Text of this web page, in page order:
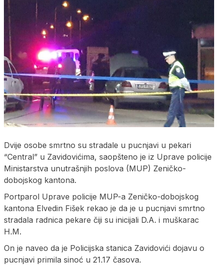
Dvije osobe smrtno su stradale u pucnjavi u pekari
“Central” u Zavidovićima, saopšteno je iz Uprave policije
Ministarstva unutrašnjih poslova (MUP) Zeničko-
dobojskog kantona.
Portparol Uprave policije MUP-a Zeničko-dobojskog
kantona Elvedin Fišek rekao je da je u pucnjavi smrtno
stradala radnica pekare čiji su inicijali D.A. i muškarac
H.M.
On je naveo da je Policijska stanica Zavidovići dojavu o
pucnjavi primila sinoć u 21.17 časova.